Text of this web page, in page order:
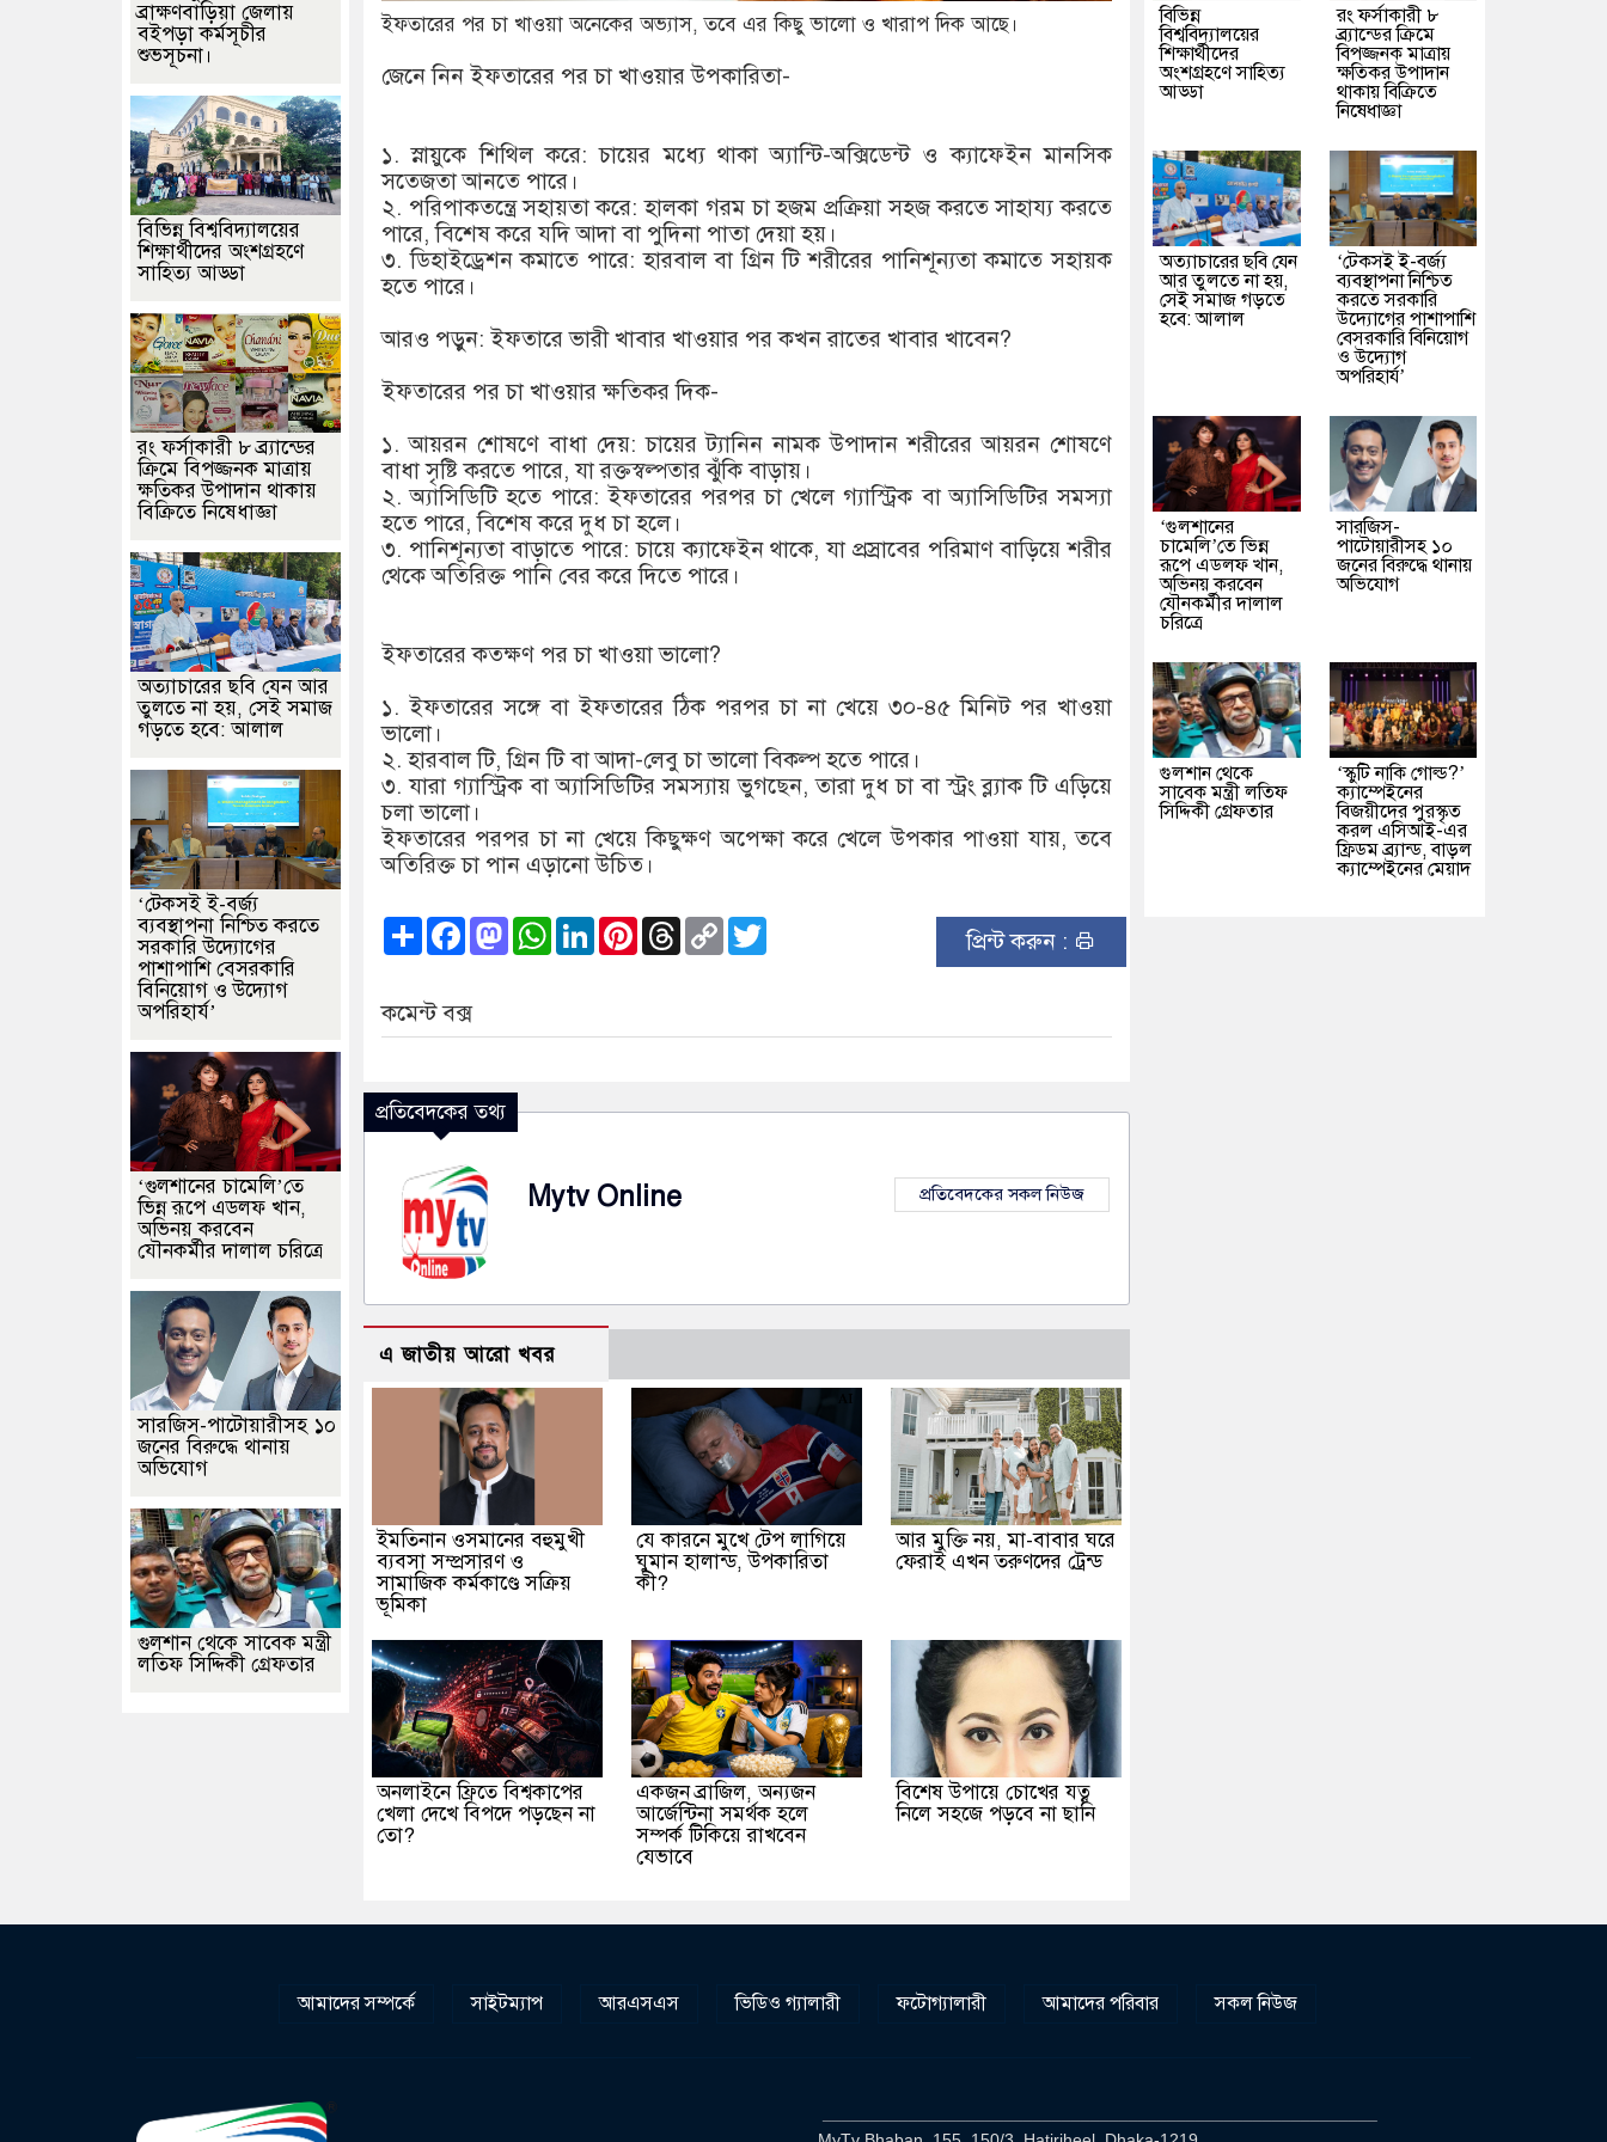
ইফতারের পর চা খাওয়া অনেকের অভ্যাস, তবে এর কিছু ভালো ও খারাপ দিক আছে।
জেনে নিন ইফতারের পর চা খাওয়ার উপকারিতা-
১. স্নায়ুকে শিথিল করে: চায়ের মধ্যে থাকা অ্যান্টি-অক্সিডেন্ট ও ক্যাফেইন মানসিক
সতেজতা আনতে পারে।
২. পরিপাকতন্ত্রে সহায়তা করে: হালকা গরম চা হজম প্রক্রিয়া সহজ করতে সাহায্য করতে
পারে, বিশেষ করে যদি আদা বা পুদিনা পাতা দেয়া হয়।
৩. ডিহাইড্রেশন কমাতে পারে: হারবাল বা গ্রিন টি শরীরের পানিশূন্যতা কমাতে সহায়ক
হতে পারে।
আরও পড়ুন: ইফতারে ভারী খাবার খাওয়ার পর কখন রাতের খাবার খাবেন?
ইফতারের পর চা খাওয়ার ক্ষতিকর দিক-
১. আয়রন শোষণে বাধা দেয়: চায়ের ট্যানিন নামক উপাদান শরীরের আয়রন শোষণে
বাধা সৃষ্টি করতে পারে, যা রক্তস্বল্পতার ঝুঁকি বাড়ায়।
২. অ্যাসিডিটি হতে পারে: ইফতারের পরপর চা খেলে গ্যাস্ট্রিক বা অ্যাসিডিটির সমস্যা
হতে পারে, বিশেষ করে দুধ চা হলে।
৩. পানিশূন্যতা বাড়াতে পারে: চায়ে ক্যাফেইন থাকে, যা প্রস্রাবের পরিমাণ বাড়িয়ে শরীর
থেকে অতিরিক্ত পানি বের করে দিতে পারে।
ইফতারের কতক্ষণ পর চা খাওয়া ভালো?
১. ইফতারের সঙ্গে বা ইফতারের ঠিক পরপর চা না খেয়ে ৩০-৪৫ মিনিট পর খাওয়া
ভালো।
২. হারবাল টি, গ্রিন টি বা আদা-লেবু চা ভালো বিকল্প হতে পারে।
৩. যারা গ্যাস্ট্রিক বা অ্যাসিডিটির সমস্যায় ভুগছেন, তারা দুধ চা বা স্ট্রং ব্ল্যাক টি এড়িয়ে
চলা ভালো।
ইফতারের পরপর চা না খেয়ে কিছুক্ষণ অপেক্ষা করে খেলে উপকার পাওয়া যায়, তবে
অতিরিক্ত চা পান এড়ানো উচিত।
ShareFacebook
Mastodon
WhatsApp
LinkedInPinterest
Threads
Copy
Link প্রিন্ট করুন :
কমেন্ট বক্স
প্রতিবেদকের তথ্য
Mytv Online প্রতিবেদকের সকল নিউজ
এ জাতীয় আরো খবর
ইমতিনান ওসমানের বহুমুখী
ব্যবসা সম্প্রসারণ ও
সামাজিক কর্মকাণ্ডে সক্রিয়
ভূমিকা
যে কারনে মুখে টেপ লাগিয়ে
ঘুমান হালান্ড, উপকারিতা
কী?
আর মুক্তি নয়, মা-বাবার ঘরে
ফেরাই এখন তরুণদের ট্রেন্ড
অনলাইনে ফ্রিতে বিশ্বকাপের
খেলা দেখে বিপদে পড়ছেন না
তো?
একজন ব্রাজিল, অন্যজন
আর্জেন্টিনা সমর্থক হলে
সম্পর্ক টিকিয়ে রাখবেন
যেভাবে
বিশেষ উপায়ে চোখের যত্ন
নিলে সহজে পড়বে না ছানি
ব্রাক্ষণবাড়িয়া জেলায়
বইপড়া কর্মসূচীর
শুভসূচনা।
বিভিন্ন বিশ্ববিদ্যালয়ের
শিক্ষার্থীদের অংশগ্রহণে
সাহিত্য আড্ডা
রং ফর্সাকারী ৮ ব্র্যান্ডের
ক্রিমে বিপজ্জনক মাত্রায়
ক্ষতিকর উপাদান থাকায়
বিক্রিতে নিষেধাজ্ঞা
অত্যাচারের ছবি যেন আর
তুলতে না হয়, সেই সমাজ
গড়তে হবে: আলাল
‘টেকসই ই-বর্জ্য
ব্যবস্থাপনা নিশ্চিত করতে
সরকারি উদ্যোগের
পাশাপাশি বেসরকারি
বিনিয়োগ ও উদ্যোগ
অপরিহার্য’
‘গুলশানের চামেলি’তে
ভিন্ন রূপে এডলফ খান,
অভিনয় করবেন
যৌনকর্মীর দালাল চরিত্রে
সারজিস-পাটোয়ারীসহ ১০
জনের বিরুদ্ধে থানায়
অভিযোগ
গুলশান থেকে সাবেক মন্ত্রী
লতিফ সিদ্দিকী গ্রেফতার
বিভিন্ন
বিশ্ববিদ্যালয়ের
শিক্ষার্থীদের
অংশগ্রহণে সাহিত্য
আড্ডা
রং ফর্সাকারী ৮
ব্র্যান্ডের ক্রিমে
বিপজ্জনক মাত্রায়
ক্ষতিকর উপাদান
থাকায় বিক্রিতে
নিষেধাজ্ঞা
অত্যাচারের ছবি যেন
আর তুলতে না হয়,
সেই সমাজ গড়তে
হবে: আলাল
‘টেকসই ই-বর্জ্য
ব্যবস্থাপনা নিশ্চিত
করতে সরকারি
উদ্যোগের পাশাপাশি
বেসরকারি বিনিয়োগ
ও উদ্যোগ
অপরিহার্য’
‘গুলশানের
চামেলি’তে ভিন্ন
রূপে এডলফ খান,
অভিনয় করবেন
যৌনকর্মীর দালাল
চরিত্রে
সারজিস-
পাটোয়ারীসহ ১০
জনের বিরুদ্ধে থানায়
অভিযোগ
গুলশান থেকে
সাবেক মন্ত্রী লতিফ
সিদ্দিকী গ্রেফতার
‘স্কুটি নাকি গোল্ড?’
ক্যাম্পেইনের
বিজয়ীদের পুরস্কৃত
করল এসিআই-এর
ফ্রিডম ব্র্যান্ড, বাড়ল
ক্যাম্পেইনের মেয়াদ
আমাদের সম্পর্কে সাইটম্যাপ আরএসএস ভিডিও গ্যালারী ফটোগ্যালারী আমাদের পরিবার সকল নিউজ